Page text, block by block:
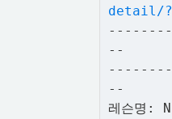
detail/
--
--
레슨명: